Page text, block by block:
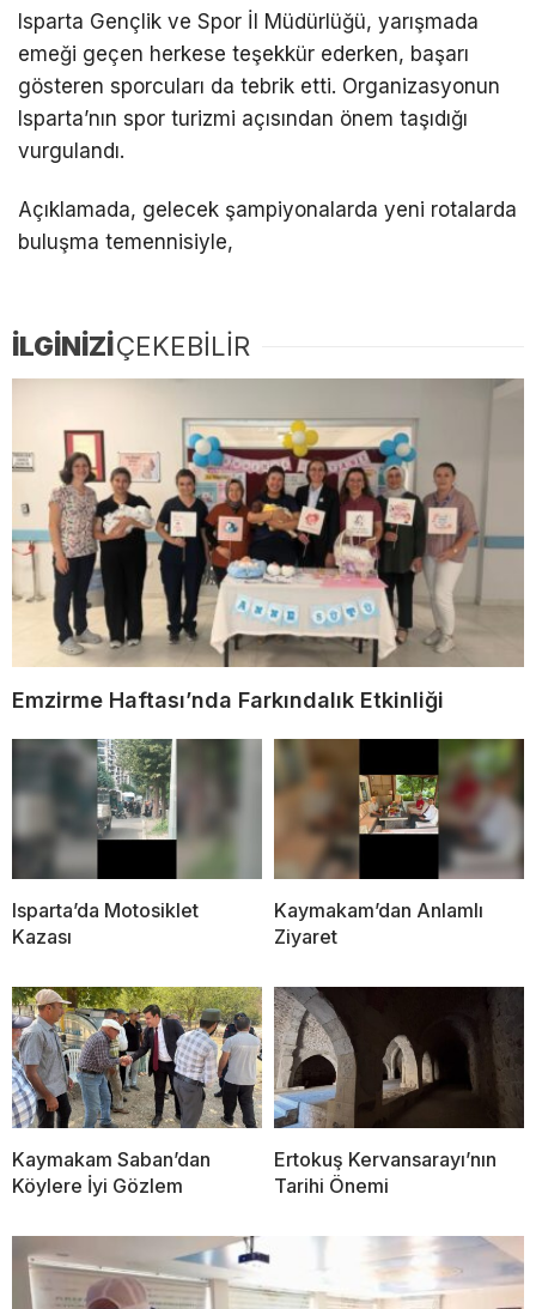
Isparta Gençlik ve Spor İl Müdürlüğü, yarışmada
emeği geçen herkese teşekkür ederken, başarı
gösteren sporcuları da tebrik etti. Organizasyonun
Isparta’nın spor turizmi açısından önem taşıdığı
vurgulandı.
Açıklamada, gelecek şampiyonalarda yeni rotalarda
buluşma temennisiyle,
İLGİNİZİÇEKEBİLİR
Emzirme Haftası’nda Farkındalık Etkinliği
Isparta’da Motosiklet
Kazası
Kaymakam’dan Anlamlı
Ziyaret
Kaymakam Saban’dan
Köylere İyi Gözlem
Ertokuş Kervansarayı’nın
Tarihi Önemi